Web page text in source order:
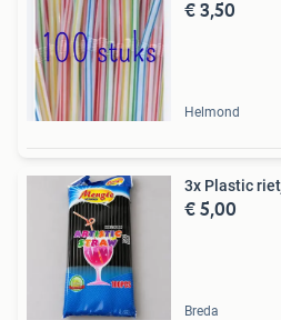
€ 3,50
Helmond
3x Plastic
€ 5,00
Breda